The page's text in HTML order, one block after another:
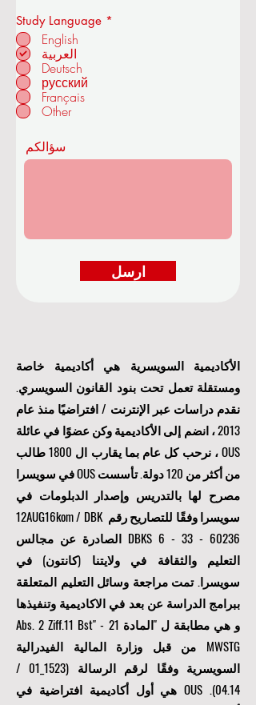
في زوريخ - سويسرا
الأكاديمية السويسرية هي أكاديمية خاصة
ومستقلة تعمل تحت بنود القانون السويسري.
نقدم دراسات عبر الإنترنت / افتراضيًا منذ عام
2013 ، انضم إلى الأكاديمية وكن عضوًا في عائلة
OUS ، نرحب كل عام بما يقارب ال 1800 طالب
من أكثر من 120 دولة. تأسست OUS في سويسرا
مصرح لها بالتدريس وإصدار الدبلومات في
سويسرا وفقًا للتصاريح رقم 12AUG16kom / DBK
DBKS 6 - 33 - 60236
الصادرة عن مجالس
التعليم والثقافة في ولايتنا (كانتون) في
سويسرا. تمت مراجعة وسائل التعليم المتعلقة
ببرامج الدراسة عن بعد في الاكاديمية وتنفيذها
و هي مطابقة ل "المادة 21 Abs. 2 Ziff.11 Bst" -
MWSTG من قبل وزارة المالية الفيدرالية
السويسرية وفقًا لرقم الرسالة (1523_01 /
04.14). OUS هي أول أكاديمية افتراضية في
Study Language *
English
العربية
Deutsch
русский
Français
Other
سؤالكم
ارسل